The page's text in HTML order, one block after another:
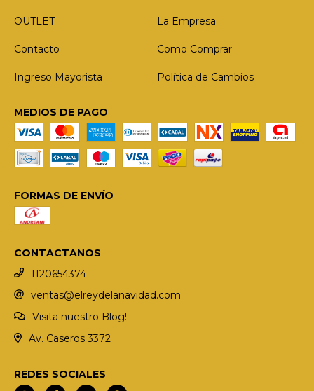
OUTLET La Empresa
Contacto Como Comprar
Ingreso Mayorista Política de Cambios
MEDIOS DE PAGO
FORMAS DE ENVÍO
CONTACTANOS
1120654374
ventas@elreydelanavidad.com
Visita nuestro Blog!
Av. Caseros 3372
REDES SOCIALES